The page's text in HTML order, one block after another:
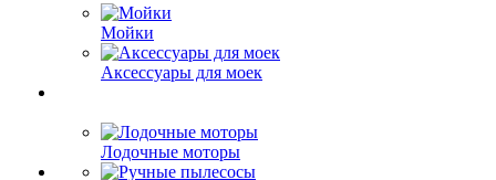
Мойки
Аксессуары для моек
Лодочные моторы